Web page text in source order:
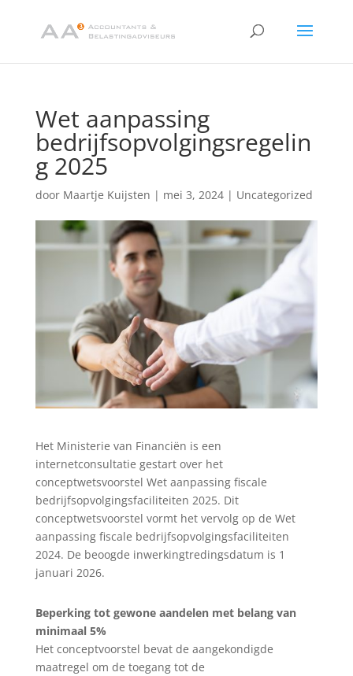
Wet aanpassing
bedrijfsopvolgingsregelin
g 2025
door Maartje Kuijsten | mei 3, 2024| Uncategorized
Het Ministerie van Financiën is een
internetconsultatie gestart over het
conceptwetsvoorstel Wet aanpassing fiscale
bedrijfsopvolgingsfaciliteiten 2025. Dit
conceptwetsvoorstel vormt het vervolg op de Wet
aanpassing fiscale bedrijfsopvolgingsfaciliteiten
2024. De beoogde inwerkingtredingsdatum is 1
januari 2026.
Beperking tot gewone aandelen met belang van
minimaal 5%
Het conceptvoorstel bevat de aangekondigde
maatregel om de toegang tot de